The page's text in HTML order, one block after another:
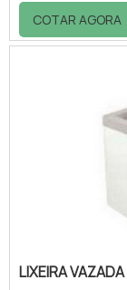
para lixo de
primeiros com
polietileno é
Condomínios;
-
COTAR AGORA
LIXEIRA VAZADA